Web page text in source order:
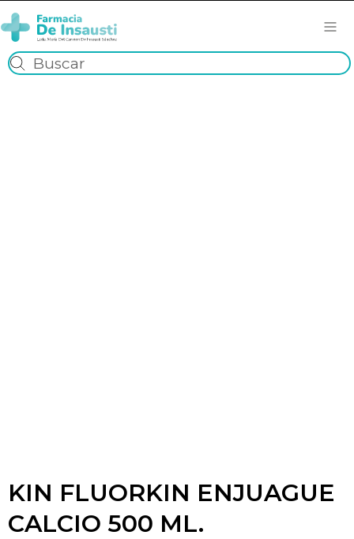
KIN FLUORKIN ENJUAGUE
CALCIO 500 ML.